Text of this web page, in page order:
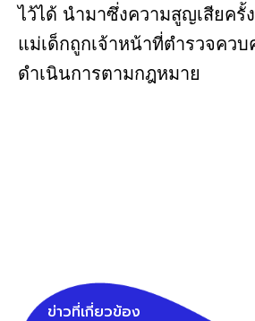
ไว้ได้ นำมาซึ่งความสูญเสียค
แม่เด็กถูกเจ้าหน้าที่ตำรวจควบ
ดำเนินการตามกฎหมาย
ข่าวที่เกี่ยวข้อง